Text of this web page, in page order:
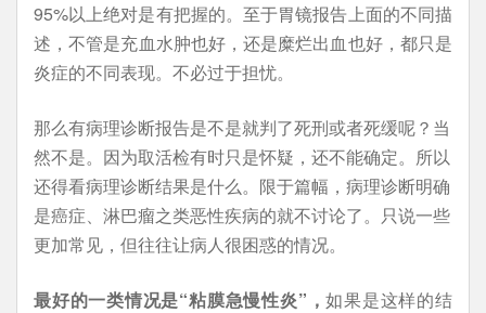
95%以上绝对是有把握的。至于胃镜报告上面的不同描
述，不管是充血水肿也好，还是糜烂出血也好，都只是
炎症的不同表现。不必过于担忧。
那么有病理诊断报告是不是就判了死刑或者死缓呢？当
然不是。因为取活检有时只是怀疑，还不能确定。所以
还得看病理诊断结果是什么。限于篇幅，病理诊断明确
是癌症、淋巴瘤之类恶性疾病的就不讨论了。只说一些
更加常见，但往往让病人很困惑的情况。
最好的一类情况是“粘膜急慢性炎”，如果是这样的结